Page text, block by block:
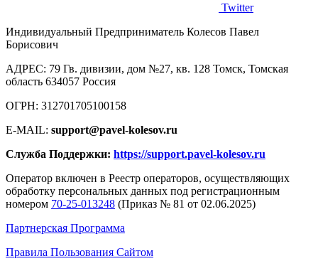
Twitter
Индивидуальный Предприниматель Колесов Павел
Борисович
AДРЕС: 79 Гв. дивизии, дом №27, кв. 128 Томск, Томская
область 634057 Россия
ОГРН: 312701705100158
E-MAIL: support@pavel-kolesov.ru
Служба Поддержки: https://support.pavel-kolesov.ru
Оператор включен в Реестр операторов, осуществляющих
обработку персональных данных под регистрационным
номером 70-25-013248 (Приказ № 81 от 02.06.2025)
Партнерская Программа
Правила Пользования Сайтом